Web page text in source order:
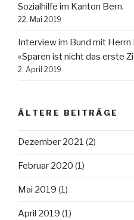
Sozialhilfe im Kanton Bern.
22. Mai 2019
Interview im Bund mit
«Sparen ist nicht das erste
2. April 2019
ÄLTERE BEITRÄGE
Dezember 2021 (2)
Februar 2020 (1)
Mai 2019 (1)
April 2019 (1)